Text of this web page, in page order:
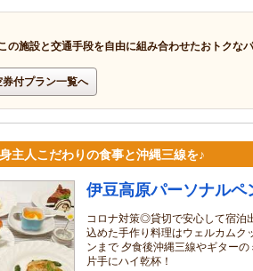
の施設と交通手段を自由に組み合わせたおトクな
券付プラン一覧へ
主人こだわりの食事と沖縄三線を♪
伊豆高原パーソナルペ
コロナ対策◎貸切で安心して宿泊
込めた手作り料理はウェルカムク
ンまで 夕食後沖縄三線やギター
片手にハイ乾杯！